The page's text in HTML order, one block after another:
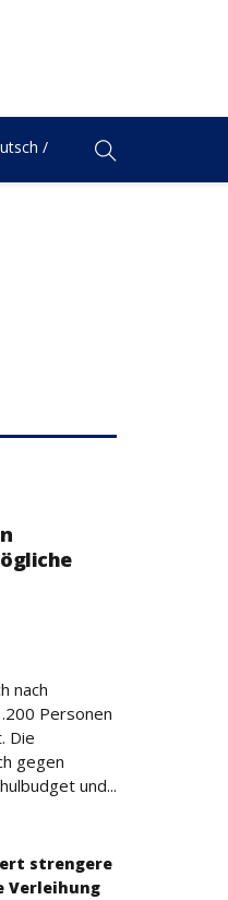
/
nach
Personen
Die
gegen
und...
strengere
Verleihung